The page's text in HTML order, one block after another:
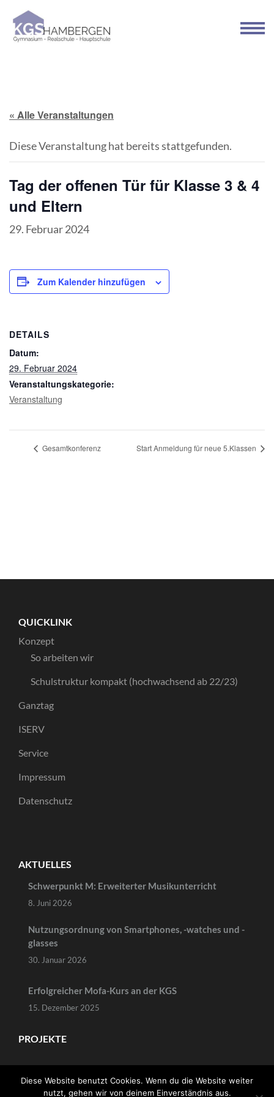
Inhalt
springen
« Alle Veranstaltungen
Diese Veranstaltung hat bereits stattgefunden.
Tag der offenen Tür für Klasse 3 & 4
und Eltern
29. Februar 2024
Zum Kalender hinzufügen
DETAILS
Datum:
29. Februar 2024
Veranstaltungskategorie:
Veranstaltung
Gesamtkonferenz Start Anmeldung für neue 5.Klassen
QUICKLINK
Konzept
So arbeiten wir
Schulstruktur kompakt (hochwachsend ab 22/23)
Ganztag
ISERV
Service
Impressum
Datenschutz
AKTUELLES
Schwerpunkt M: Erweiterter Musikunterricht
8. Juni 2026
Nutzungsordnung von Smartphones, -watches und -
glasses
30. Januar 2026
Erfolgreicher Mofa-Kurs an der KGS
15. Dezember 2025
PROJEKTE
Diese Website benutzt Cookies. Wenn du die Website weiter
nutzt, gehen wir von deinem Einverständnis aus.